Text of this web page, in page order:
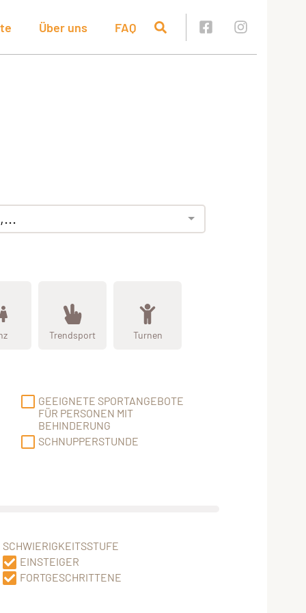
Über uns FAQ
Trendsport Turnen
GEEIGNETE SPORTANGEBOTE
FÜR PERSONEN MIT
BEHINDERUNG
SCHNUPPERSTUNDE
SCHWIERIGKEITSSTUFE
EINSTEIGER
FORTGESCHRITTENE